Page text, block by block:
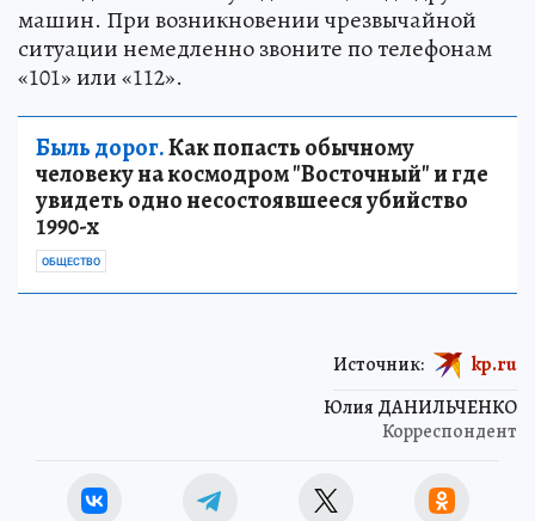
машин. При возникновении чрезвычайной
ситуации немедленно звоните по телефонам
«101» или «112».
Быль дорог.Как попасть обычному
человеку на космодром "Восточный" и где
увидеть одно несостоявшееся убийство
1990-х
ОБЩЕСТВО
Юлия ДАНИЛЬЧЕНКО
Корреспондент
Источник: kp.ru